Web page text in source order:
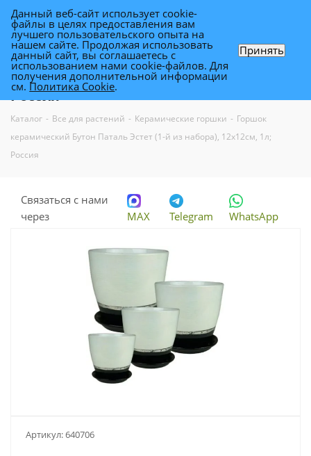
Горшок керамический Бутон Паталь
Эстет (1-й из набора), 12х12см, 1л;
Россия
Каталог - Все для растений - Керамические горшки - Горшок
керамический Бутон Паталь Эстет (1-й из набора), 12х12см, 1л;
Россия
Связаться с нами
через
MAX Telegram WhatsApp
Артикул:640706
Данный веб-сайт использует cookie-
файлы в целях предоставления вам
лучшего пользовательского опыта на
нашем сайте. Продолжая использовать
данный сайт, вы соглашаетесь с
использованием нами cookie-файлов. Для
получения дополнительной информации
см. Политика Cookie.
Принять